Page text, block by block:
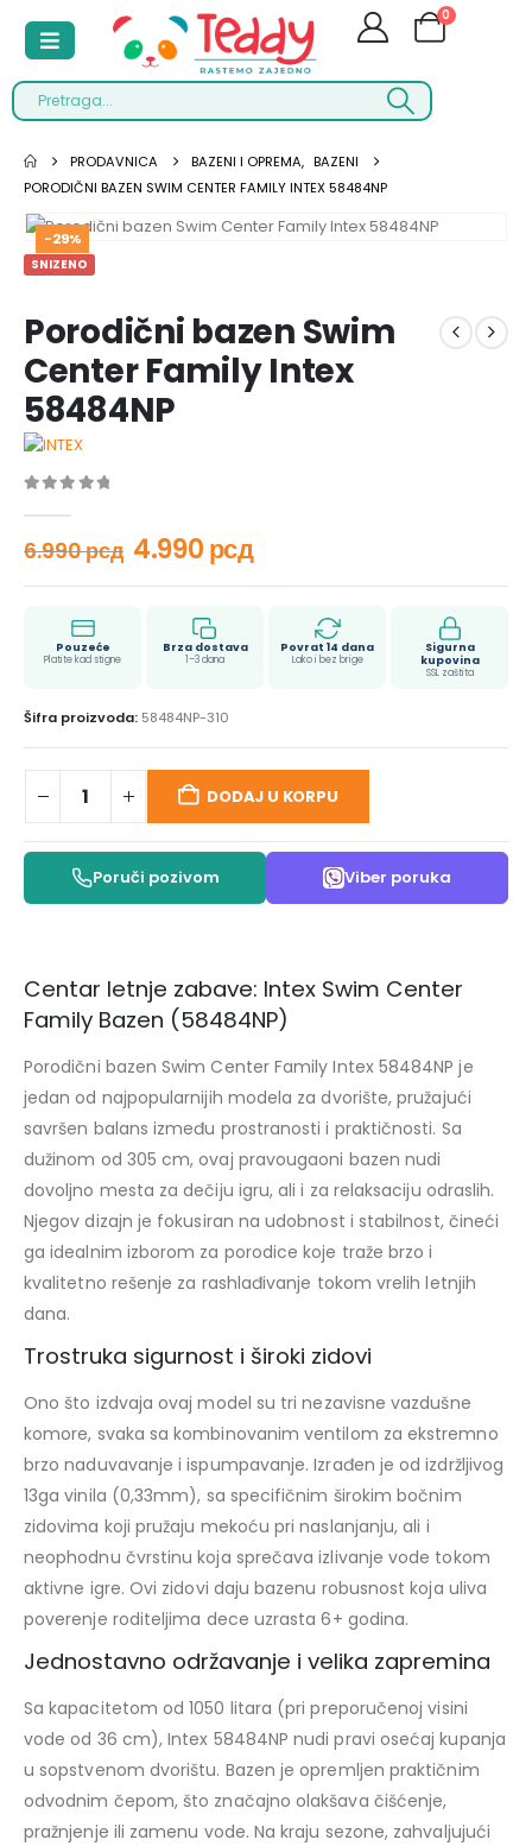
0
PRODAVNICA BAZENI I OPREMA, BAZENI
PORODIČNI BAZEN SWIM CENTER FAMILY INTEX 58484NP
-29%
SNIZENO
Porodični bazen Swim
Center Family Intex
58484NP
6.990рсд 4.990рсд
Pouzeće
Platite kad stigne
Brza dostava
1–3 dana
Povrat 14 dana
Lako i bez brige
Sigurna
kupovina
SSL zaštita
Šifra proizvoda: 58484NP-310
DODAJ U KORPU
Poruči pozivom Viber poruka
Centar letnje zabave: Intex Swim Center
Family Bazen (58484NP)
Porodični bazen Swim Center Family Intex 58484NP je
jedan od najpopularnijih modela za dvorište, pružajući
savršen balans između prostranosti i praktičnosti. Sa
dužinom od 305 cm, ovaj pravougaoni bazen nudi
dovoljno mesta za dečiju igru, ali i za relaksaciju odraslih.
Njegov dizajn je fokusiran na udobnost i stabilnost, čineći
ga idealnim izborom za porodice koje traže brzo i
kvalitetno rešenje za rashlađivanje tokom vrelih letnjih
dana.
Trostruka sigurnost i široki zidovi
Ono što izdvaja ovaj model su tri nezavisne vazdušne
komore, svaka sa kombinovanim ventilom za ekstremno
brzo naduvavanje i ispumpavanje. Izrađen je odizdržljivog
13ga vinila (0,33mm), sa specifičnim širokim bočnim
zidovima koji pružaju mekoću pri naslanjanju, ali i
neophodnu čvrstinu koja sprečava izlivanje vode tokom
aktivne igre. Ovi zidovi daju bazenu robusnost koja uliva
poverenje roditeljima dece uzrasta 6+ godina.
Jednostavno održavanje i velika zapremina
Sa kapacitetom od1050 litara (pri preporučenoj visini
vode od 36 cm), Intex 58484NP nudi pravi osećaj kupanja
u sopstvenom dvorištu. Bazen je opremljen praktičnim
odvodnim čepom, što značajno olakšava čišćenje,
pražnjenje ili zamenu vode. Na kraju sezone, zahvaljujući